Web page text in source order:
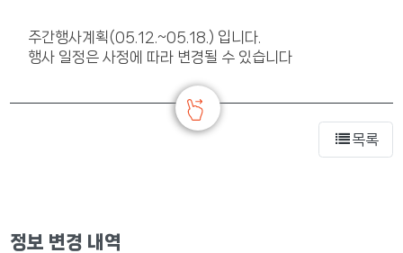
주간행사계획(05.12.~05.18.) 입니다.
행사 일정은 사정에 따라 변경될 수 있습니다
목록
정보 변경 내역